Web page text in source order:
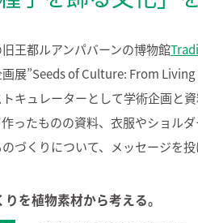
王都ルアンパバーンの博物館
展”Seeds of Culture: From
キュレーターとして学術企画と
ったものの資料、衣服やショル
づくりについて、メッセージを投
りを植物素材から考える。